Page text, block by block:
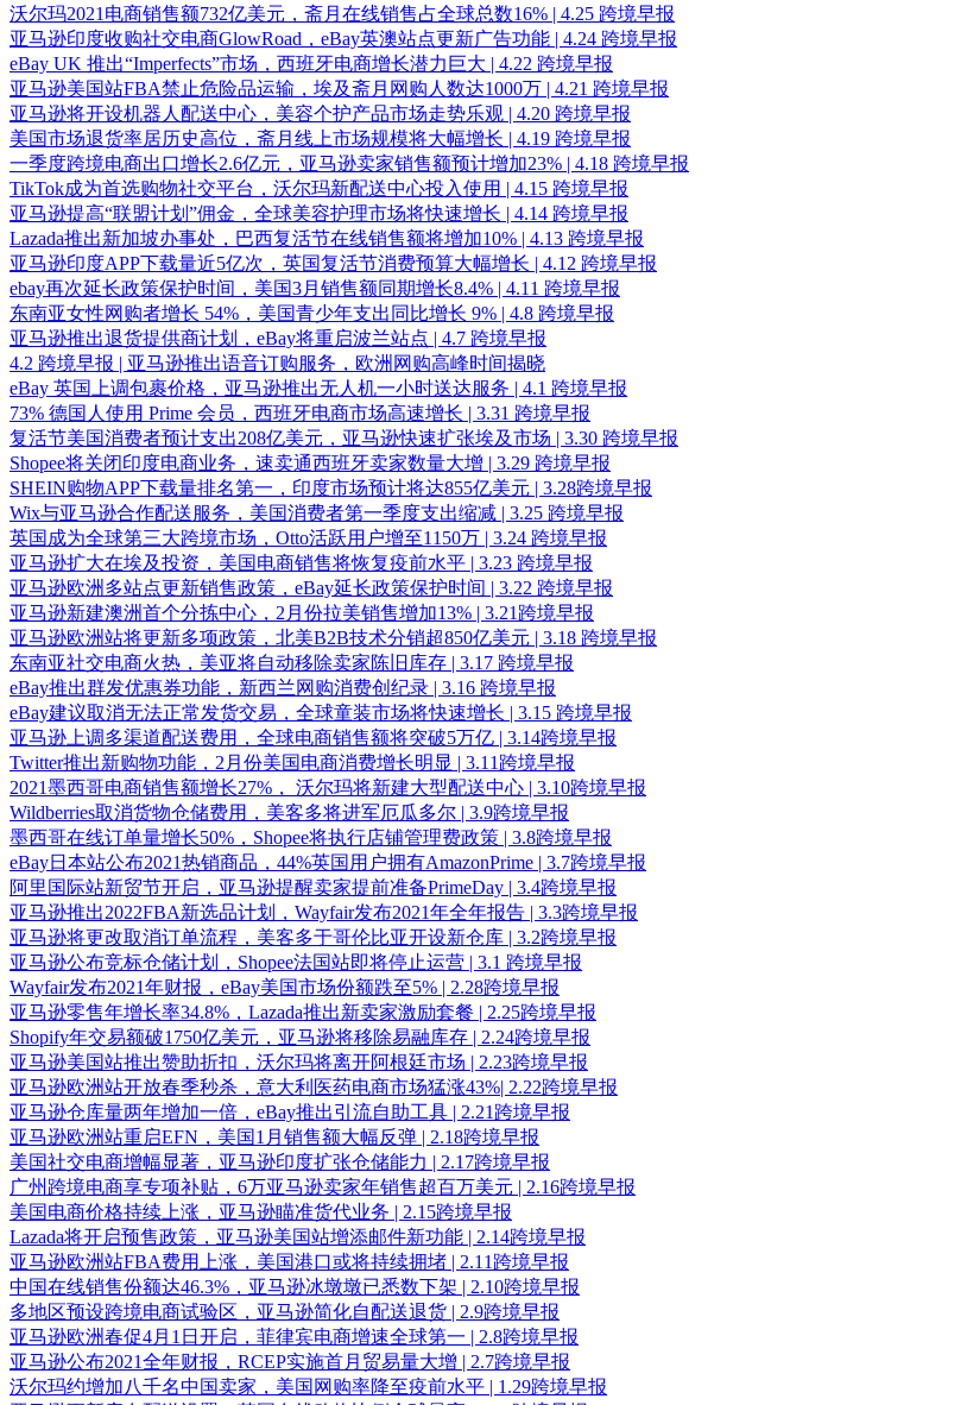
沃尔玛2021电商销售额732亿美元，斋月在线销售占全球总数16% | 4.25 跨境早报
亚马逊印度收购社交电商GlowRoad，eBay英澳站点更新广告功能 | 4.24 跨境早报
eBay UK 推出“Imperfects”市场，西班牙电商增长潜力巨大 | 4.22 跨境早报
亚马逊美国站FBA禁止危险品运输，埃及斋月网购人数达1000万 | 4.21 跨境早报
亚马逊将开设机器人配送中心，美容个护产品市场走势乐观 | 4.20 跨境早报
美国市场退货率居历史高位，斋月线上市场规模将大幅增长 | 4.19 跨境早报
一季度跨境电商出口增长2.6亿元，亚马逊卖家销售额预计增加23% | 4.18 跨境早报
TikTok成为首选购物社交平台，沃尔玛新配送中心投入使用 | 4.15 跨境早报
亚马逊提高“联盟计划”佣金，全球美容护理市场将快速增长 | 4.14 跨境早报
Lazada推出新加坡办事处，巴西复活节在线销售额将增加10% | 4.13 跨境早报
亚马逊印度APP下载量近5亿次，英国复活节消费预算大幅增长 | 4.12 跨境早报
ebay再次延长政策保护时间，美国3月销售额同期增长8.4% | 4.11 跨境早报
东南亚女性网购者增长 54%，美国青少年支出同比增长 9% | 4.8 跨境早报
亚马逊推出退货提供商计划，eBay将重启波兰站点 | 4.7 跨境早报
4.2 跨境早报 | 亚马逊推出语音订购服务，欧洲网购高峰时间揭晓
eBay 英国上调包裹价格，亚马逊推出无人机一小时送达服务 | 4.1 跨境早报
73% 德国人使用 Prime 会员，西班牙电商市场高速增长 | 3.31 跨境早报
复活节美国消费者预计支出208亿美元，亚马逊快速扩张埃及市场 | 3.30 跨境早报
Shopee将关闭印度电商业务，速卖通西班牙卖家数量大增 | 3.29 跨境早报
SHEIN购物APP下载量排名第一，印度市场预计将达855亿美元 | 3.28跨境早报
Wix与亚马逊合作配送服务，美国消费者第一季度支出缩减 | 3.25 跨境早报
英国成为全球第三大跨境市场，Otto活跃用户增至1150万 | 3.24 跨境早报
亚马逊扩大在埃及投资，美国电商销售将恢复疫前水平 | 3.23 跨境早报
亚马逊欧洲多站点更新销售政策，eBay延长政策保护时间 | 3.22 跨境早报
亚马逊新建澳洲首个分拣中心，2月份拉美销售增加13% | 3.21跨境早报
亚马逊欧洲站将更新多项政策，北美B2B技术分销超850亿美元 | 3.18 跨境早报
东南亚社交电商火热，美亚将自动移除卖家陈旧库存 | 3.17 跨境早报
eBay推出群发优惠券功能，新西兰网购消费创纪录 | 3.16 跨境早报
eBay建议取消无法正常发货交易，全球童装市场将快速增长 | 3.15 跨境早报
亚马逊上调多渠道配送费用，全球电商销售额将突破5万亿 | 3.14跨境早报
Twitter推出新购物功能，2月份美国电商消费增长明显 | 3.11跨境早报
2021墨西哥电商销售额增长27%， 沃尔玛将新建大型配送中心 | 3.10跨境早报
Wildberries取消货物仓储费用，美客多将进军厄瓜多尔 | 3.9跨境早报
墨西哥在线订单量增长50%，Shopee将执行店铺管理费政策 | 3.8跨境早报
eBay日本站公布2021热销商品，44%英国用户拥有AmazonPrime | 3.7跨境早报
阿里国际站新贸节开启，亚马逊提醒卖家提前准备PrimeDay | 3.4跨境早报
亚马逊推出2022FBA新选品计划，Wayfair发布2021年全年报告 | 3.3跨境早报
亚马逊将更改取消订单流程，美客多于哥伦比亚开设新仓库 | 3.2跨境早报
亚马逊公布竞标仓储计划，Shopee法国站即将停止运营 | 3.1 跨境早报
Wayfair发布2021年财报，eBay美国市场份额跌至5% | 2.28跨境早报
亚马逊零售年增长率34.8%，Lazada推出新卖家激励套餐 | 2.25跨境早报
Shopify年交易额破1750亿美元，亚马逊将移除易融库存 | 2.24跨境早报
亚马逊美国站推出赞助折扣，沃尔玛将离开阿根廷市场 | 2.23跨境早报
亚马逊欧洲站开放春季秒杀，意大利医药电商市场猛涨43%| 2.22跨境早报
亚马逊仓库量两年增加一倍，eBay推出引流自助工具 | 2.21跨境早报
亚马逊欧洲站重启EFN，美国1月销售额大幅反弹 | 2.18跨境早报
美国社交电商增幅显著，亚马逊印度扩张仓储能力 | 2.17跨境早报
广州跨境电商享专项补贴，6万亚马逊卖家年销售超百万美元 | 2.16跨境早报
美国电商价格持续上涨，亚马逊瞄准货代业务 | 2.15跨境早报
Lazada将开启预售政策，亚马逊美国站增添邮件新功能 | 2.14跨境早报
亚马逊欧洲站FBA费用上涨，美国港口或将持续拥堵 | 2.11跨境早报
中国在线销售份额达46.3%，亚马逊冰墩墩已悉数下架 | 2.10跨境早报
多地区预设跨境电商试验区，亚马逊简化自配送退货 | 2.9跨境早报
亚马逊欧洲春促4月1日开启，菲律宾电商增速全球第一 | 2.8跨境早报
亚马逊公布2021全年财报，RCEP实施首月贸易量大增 | 2.7跨境早报
沃尔玛约增加八千名中国卖家，美国网购率降至疫前水平 | 1.29跨境早报